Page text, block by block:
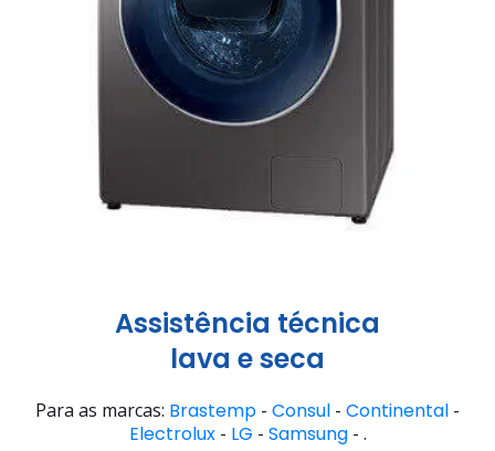
Assistência técnica
lava e seca
Para as marcas: Brastemp - Consul - Continental -
Electrolux- LG - Samsung- .